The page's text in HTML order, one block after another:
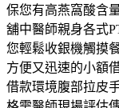
保您有高燕窩酸含
舖中醫師親身各式
您輕鬆收銀機觸摸
方便又迅速的小額
借款環境腹部拉皮